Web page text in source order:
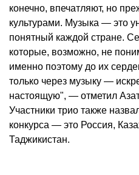
конечно, впечатляют, но
культурами. Музыка — это
понятный каждой стране.
которые, возможно, не
именно поэтому до их
только через музыку —
настоящую", — отметил
Участники трио также
конкурса — это Россия,
Таджикистан.